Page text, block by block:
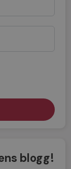
blogg!